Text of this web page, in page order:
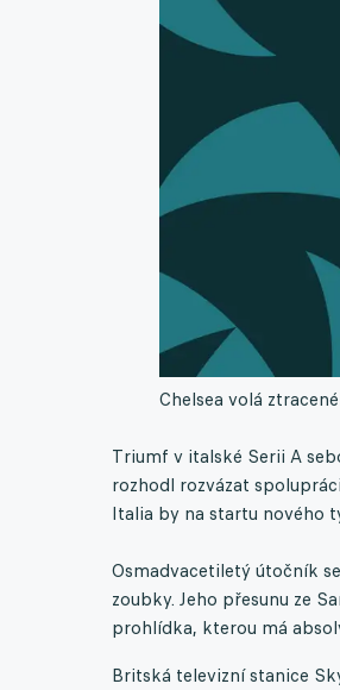
Chelsea volá
Triumf v italské Serii A
rozhodl rozvázat
Italia by na startu nového
Osmadvacetiletý útočník
zoubky. Jeho přesunu ze
prohlídka, kterou má
Britská televizní stanice